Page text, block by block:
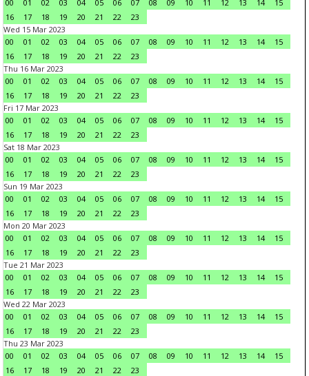
00 01 02 03 04 05 06 07 08 09 10 11 12 13 14
15
16
17 18 19 20 21 22
23
Wed 15 Mar 2023
00
01 02 03 04 05 06 07 08 09 10 11 12 13 14
15
16
17 18 19 20 21 22
23
Thu 16 Mar 2023
00
01 02 03 04 05 06 07 08 09 10 11 12 13 14
15
16
17 18 19 20 21 22
23
Fri 17 Mar 2023
00
01 02 03 04 05 06 07 08 09 10 11 12 13 14
15
16
17 18 19 20 21 22
23
Sat 18 Mar 2023
00
01 02 03 04 05 06 07 08 09 10 11 12 13 14
15
16
17 18 19 20 21 22
23
Sun 19 Mar 2023
00
01 02 03 04 05 06 07 08 09 10 11 12 13 14
15
16
17 18 19 20 21 22
23
Mon 20 Mar 2023
00
01 02 03 04 05 06 07 08 09 10 11 12 13 14
15
16
17 18 19 20 21 22
23
Tue 21 Mar 2023
00
01 02 03 04 05 06 07 08 09 10 11 12 13 14
15
16
17 18 19 20 21 22
23
Wed 22 Mar 2023
00
01 02 03 04 05 06 07 08 09 10 11 12 13 14
15
16
17 18 19 20 21 22
23
Thu 23 Mar 2023
00
01 02 03 04 05 06 07 08 09 10 11 12 13 14
15
16
17 18 19 20 21 22
23